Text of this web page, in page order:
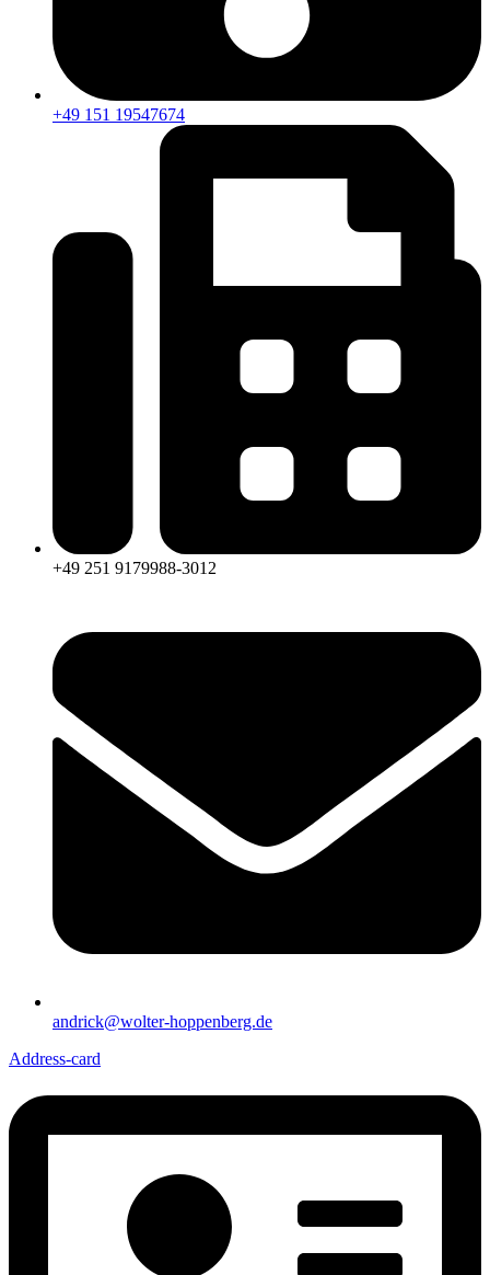
+49 151 19547674
+49 251 9179988-3012
andrick@wolter-hoppenberg.de
Address-card